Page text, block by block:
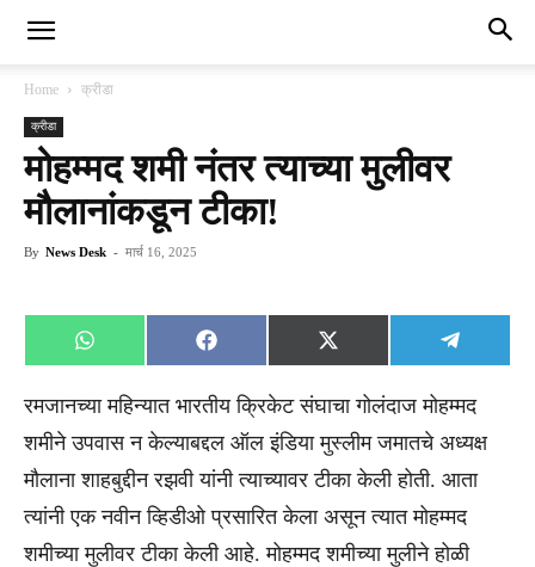
Home क्रीडा
क्रीडा
मोहम्मद शमी नंतर त्याच्या मुलीवर
मौलानांकडून टीका!
By News Desk - मार्च 16, 2025
Share
on
WhatsApp
Share
on
Facebook
Share
on
X
(Twitter)
Share
on
रमजानच्या महिन्यात भारतीय क्रिकेट संघाचा गोलंदाज मोहम्मद
शमीने उपवास न केल्याबद्दल ऑल इंडिया मुस्लीम जमातचे अध्यक्ष
मौलाना शाहबुद्दीन रझवी यांनी त्याच्यावर टीका केली होती. आता
त्यांनी एक नवीन व्हिडीओ प्रसारित केला असून त्यात मोहम्मद
शमीच्या मुलीवर टीका केली आहे. मोहम्मद शमीच्या मुलीने होळी